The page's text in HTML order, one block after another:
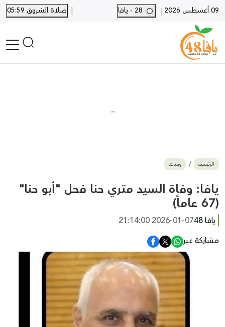
09 أغسطس 2026 |
| صلاة الشروق 05:59
بيع وشراء
أخبار القدس
وفيات
المزيد
ارسل خبر
الرئيسية وفيات
يافا: وفاة السيد متري حنا فحل "أبو حنا"
(67 عاماً)
يافا 48
2026-01-07 21:14:00
مشاركة عبر